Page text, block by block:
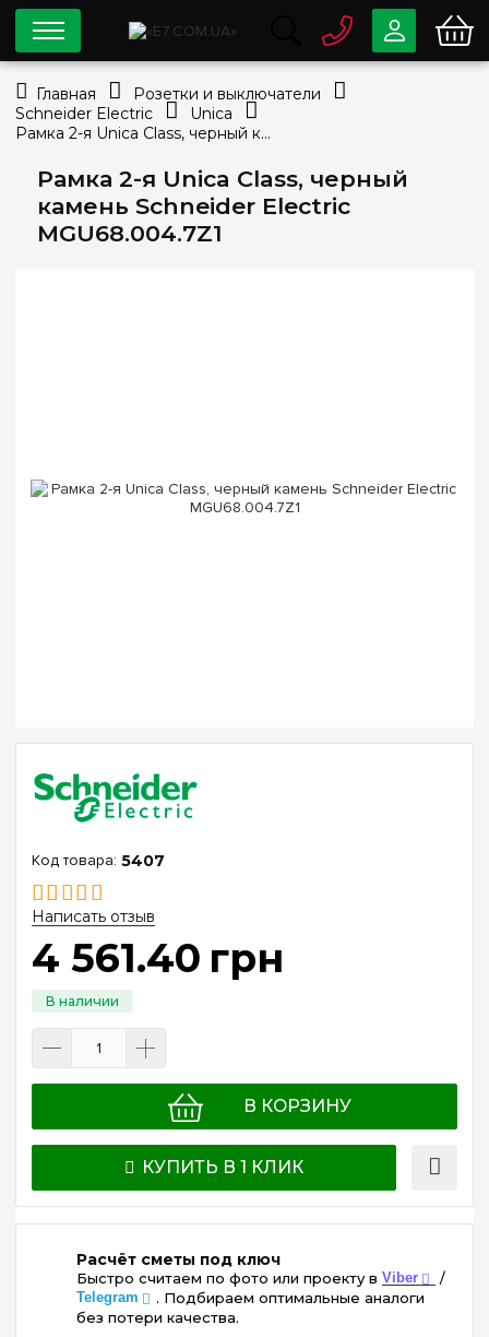
Рамка 2-я Unica Class, черный
камень Schneider Electric
MGU68.004.7Z1
5407
Написать отзыв
4 561.40 грн
В КОРЗИНУ
КУПИТЬ В 1 КЛИК
Расчёт сметы под ключ
Быстро считаем по фото или проекту в Viber /
Telegram
. Подбираем оптимальные аналоги
без потери качества.
0 80033-63-07
info@e7.com.ua
Viber Telegram
Главная
Розетки и выключатели
Schneider Electric
Unica
Рамка 2-я Unica Class, черный камень Schneider Electric MGU68.004.7Z1